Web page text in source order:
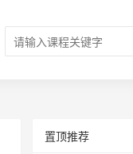
置顶推荐